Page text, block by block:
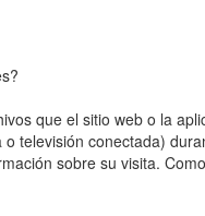
que el sitio web o la
televisión conectada)
sobre su visita.